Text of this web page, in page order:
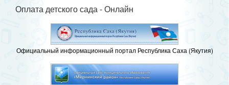
Оплата детского сада - Онлайн
Официальный информационный портал Республика Саха (Якутия)